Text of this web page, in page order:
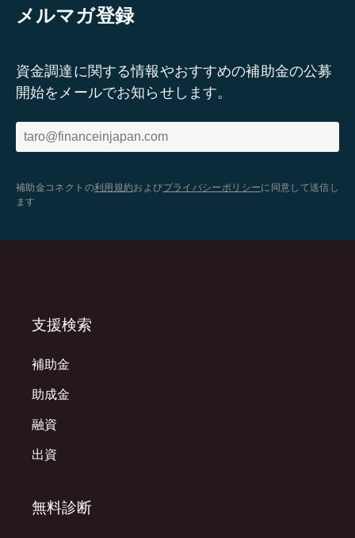
メルマガ登録
資金調達に関する情報やおすすめの補助金の公募
開始をメールでお知らせします。
補助金コネクトの利用規約およびプライバシーポリシーに同意して送信し
ます
支援検索
補助金
助成金
融資
出資
無料診断